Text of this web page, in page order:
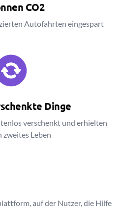
CO2
Autofahrten eingespart
Dinge
verschenkt und erhielten
zweites Leben
auf der Nutzer, die Hilfe